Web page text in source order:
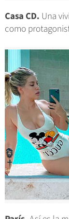
Casa CD. Una
como